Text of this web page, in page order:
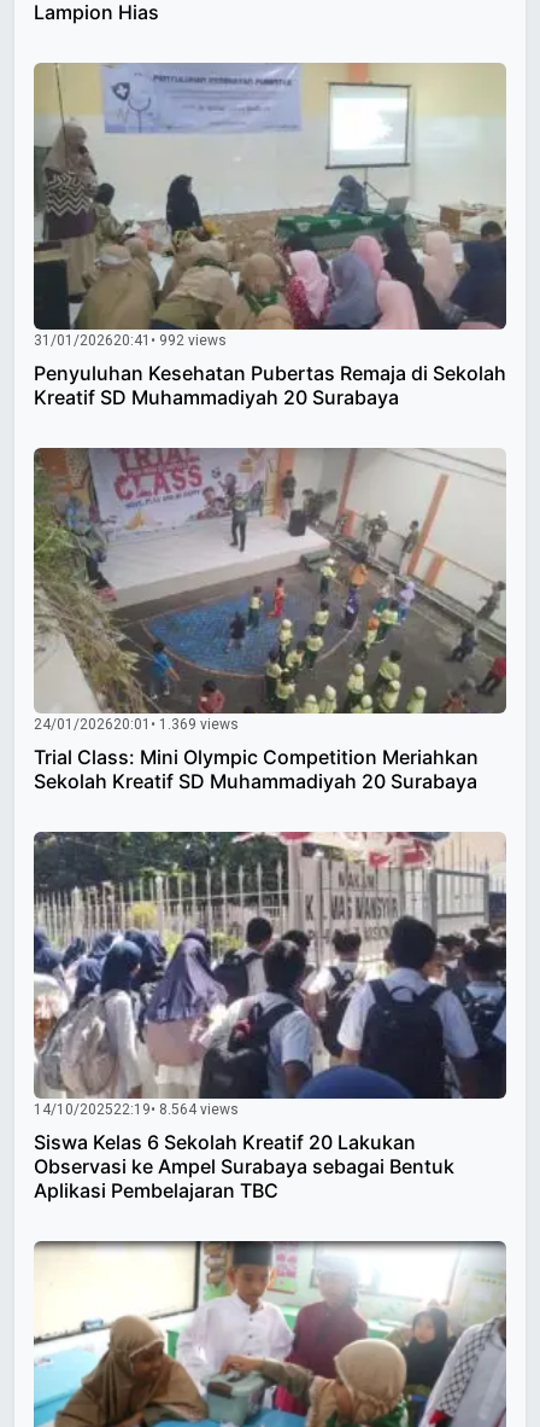
Lampion Hias
31/01/202620:41 • 992 views
Penyuluhan Kesehatan Pubertas Remaja di Sekolah
Kreatif SD Muhammadiyah 20 Surabaya
24/01/202620:01 • 1.369 views
Trial Class: Mini Olympic Competition Meriahkan
Sekolah Kreatif SD Muhammadiyah 20 Surabaya
14/10/202522:19• 8.564 views
Siswa Kelas 6 Sekolah Kreatif 20 Lakukan
Observasi ke Ampel Surabaya sebagai Bentuk
Aplikasi Pembelajaran TBC